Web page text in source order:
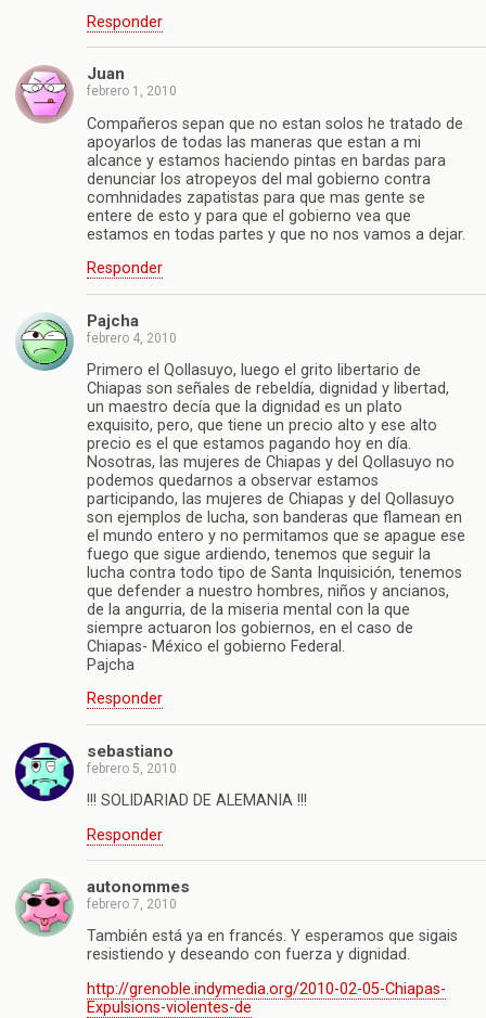
Responder
Juan
febrero 1, 2010
Compañeros sepan que no estan solos he tratado de
apoyarlos de todas las maneras que estan a mi
alcance y estamos haciendo pintas en bardas para
denunciar los atropeyos del mal gobierno contra
comhnidades zapatistas para que mas gente se
entere de esto y para que el gobierno vea que
estamos en todas partes y que no nos vamos a dejar.
Responder
Pajcha
febrero 4, 2010
Primero el Qollasuyo, luego el grito libertario de
Chiapas son señales de rebeldía, dignidad y libertad,
un maestro decía que la dignidad es un plato
exquisito, pero, que tiene un precio alto y ese alto
precio es el que estamos pagando hoy en día.
Nosotras, las mujeres de Chiapas y del Qollasuyo no
podemos quedarnos a observar estamos
participando, las mujeres de Chiapas y del Qollasuyo
son ejemplos de lucha, son banderas que flamean en
el mundo entero y no permitamos que se apague ese
fuego que sigue ardiendo, tenemos que seguir la
lucha contra todo tipo de Santa Inquisición, tenemos
que defender a nuestro hombres, niños y ancianos,
de la angurria, de la miseria mental con la que
siempre actuaron los gobiernos, en el caso de
Chiapas- México el gobierno Federal.
Pajcha
Responder
sebastiano
febrero 5, 2010
!!! SOLIDARIAD DE ALEMANIA !!!
Responder
autonommes
febrero 7, 2010
También está ya en francés. Y esperamos que sigais
resistiendo y deseando con fuerza y dignidad.
http://grenoble.indymedia.org/2010-02-05-Chiapas-
Expulsions-violentes-de